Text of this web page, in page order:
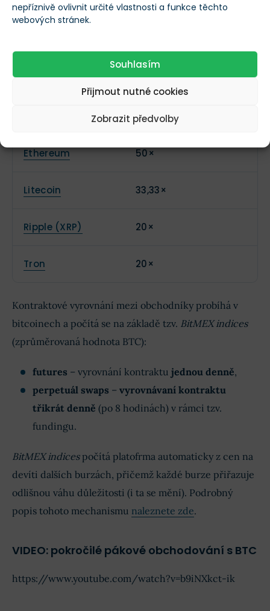
nepříznivě ovlivnit určité vlastnosti a funkce těchto
webových stránek.
Souhlasím
Přijmout nutné cookies
Zobrazit předvolby
Bitcoin 100×
Cardano 20×
20×
Ethereum 50×
Litecoin 33,33×
Ripple (XRP) 20×
Tron 20×
Kontraktové vyrovnání mezi obchodníky probíhá v
bitcoinech a počítá se na základě tzv. BitMEX indices
(zprůměrovaná hodnota BTC):
futures – vyrovnání kontraktu jednou denně,
perpetuál swaps – vyrovnávaní kontraktu
třikrát denně (po 8 hodinách) v rámci tzv.
fundingu.
BitMEX indicespočítá platofrma automaticky z cen na
devíti dalších burzách, přičemž každé burze přiřazuje
odlišnou váhu důležitosti (i ta se mění). Podrobný
popis tohoto mechanismu naleznete zde.
VIDEO: pokročilé pákové obchodování s BTC
https://www.youtube.com/watch?v=b9iNXkct-ik